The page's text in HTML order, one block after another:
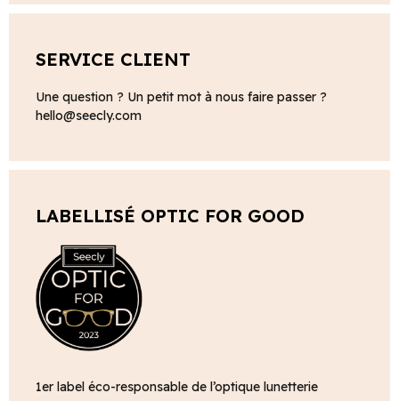
SERVICE CLIENT
Une question ? Un petit mot à nous faire passer ?
hello@seecly.com
LABELLISÉ OPTIC FOR GOOD
1er label éco-responsable de l’optique lunetterie